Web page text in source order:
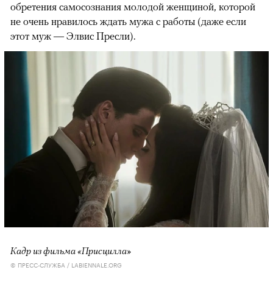
обретения самосознания молодой женщиной, которой
не очень нравилось ждать мужа с работы (даже если
этот муж — Элвис Пресли).
Кадр из фильма «Присцилла»
© ПРЕСС-СЛУЖБА / LABIENNALE.ORG